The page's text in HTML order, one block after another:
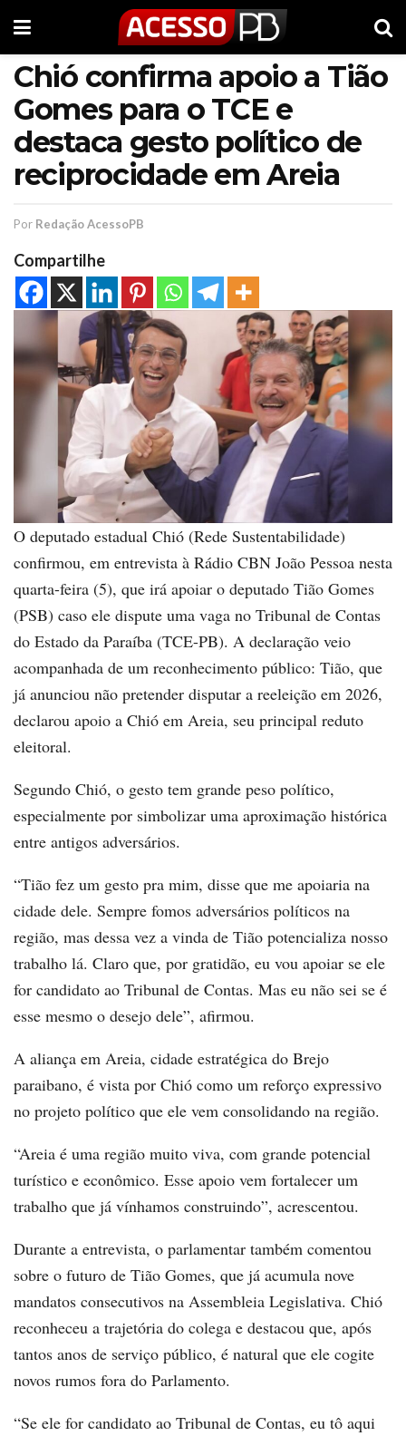
Chió confirma apoio a Tião
Gomes para o TCE e
destaca gesto político de
reciprocidade em Areia
Por Redação AcessoPB
Compartilhe
O deputado estadual Chió (Rede Sustentabilidade)
confirmou, em entrevista à Rádio CBN João Pessoa nesta
quarta-feira (5), que irá apoiar o deputado Tião Gomes
(PSB) caso ele dispute uma vaga no Tribunal de Contas
do Estado da Paraíba (TCE-PB). A declaração veio
acompanhada de um reconhecimento público: Tião, que
já anunciou não pretender disputar a reeleição em 2026,
declarou apoio a Chió em Areia, seu principal reduto
eleitoral.
Segundo Chió, o gesto tem grande peso político,
especialmente por simbolizar uma aproximação histórica
entre antigos adversários.
“Tião fez um gesto pra mim, disse que me apoiaria na
cidade dele. Sempre fomos adversários políticos na
região, mas dessa vez a vinda de Tião potencializa nosso
trabalho lá. Claro que, por gratidão, eu vou apoiar se ele
for candidato ao Tribunal de Contas. Mas eu não sei se é
esse mesmo o desejo dele”, afirmou.
A aliança em Areia, cidade estratégica do Brejo
paraibano, é vista por Chió como um reforço expressivo
no projeto político que ele vem consolidando na região.
“Areia é uma região muito viva, com grande potencial
turístico e econômico. Esse apoio vem fortalecer um
trabalho que já vínhamos construindo”, acrescentou.
Durante a entrevista, o parlamentar também comentou
sobre o futuro de Tião Gomes, que já acumula nove
mandatos consecutivos na Assembleia Legislativa. Chió
reconheceu a trajetória do colega e destacou que, após
tantos anos de serviço público, é natural que ele cogite
novos rumos fora do Parlamento.
“Se ele for candidato ao Tribunal de Contas, eu tô aqui